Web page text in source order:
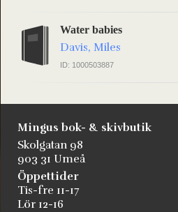
Water babies
Davis, Miles
ID: 1000503887
Mingus bok- & skivbutik
Skolgatan 98
903 31 Umeå
Öppettider
Tis-fre 11-17
Lör 12-16